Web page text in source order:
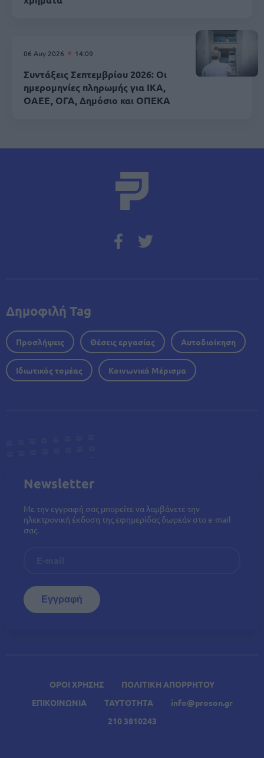
06 Αυγ 2026 14:09
Συντάξεις Σεπτεμβρίου 2026: Οι
ημερομηνίες πληρωμής για ΙΚΑ,
ΟΑΕΕ, ΟΓΑ, Δημόσιο και ΟΠΕΚΑ
ΟΡΟΙ ΧΡΗΣΗΣ
ΠΟΛΙΤΙΚΗ ΑΠΟΡΡΗΤΟΥ
ΕΠΙΚΟΙΝΩΝΙΑ
ΤΑΥΤΟΤΗΤΑ
info@proson.gr
210 3810243
Δημοφιλή Tag
Προσλήψεις Θέσεις εργασίας Αυτοδιοίκηση
Ιδιωτικός τομέας Κοινωνικό Μέρισμα
Newsletter
Με την εγγραφή σας μπορείτε να λαμβάνετε την
ηλεκτρονική έκδοση της εφημερίδας δωρεάν στο e-mail
σας.